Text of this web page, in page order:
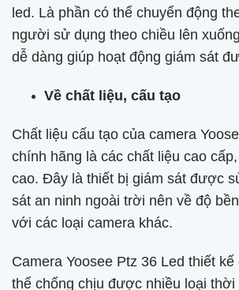
led. Là phần có thể chuyển động
người sử dụng theo chiều lên
dễ dàng giúp hoạt động giám sát
Về chất liệu, cấu tạo
Chất liệu cấu tạo của camera
chính hãng là các chất liệu cao
cao. Đây là thiết bị giám sát được
sát an ninh ngoài trời nên về độ
với các loại camera khác.
Camera Yoosee Ptz 36 Led thiết
thể chống chịu được nhiều loại thời